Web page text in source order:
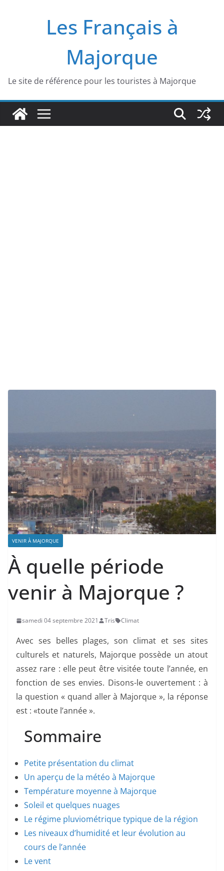
Les Français à
Majorque
Le site de référence pour les touristes à Majorque
VENIR À MAJORQUE
À quelle période
venir à Majorque ?
samedi 04 septembre 2021 Tris Climat
Avec ses belles plages, son climat et ses sites
culturels et naturels, Majorque possède un atout
assez rare : elle peut être visitée toute l’année, en
fonction de ses envies. Disons-le ouvertement : à
la question « quand aller à Majorque », la réponse
est : «toute l’année ».
Sommaire
Petite présentation du climat
Un aperçu de la météo à Majorque
Température moyenne à Majorque
Soleil et quelques nuages
Le régime pluviométrique typique de la région
Les niveaux d’humidité et leur évolution au
cours de l’année
Le vent